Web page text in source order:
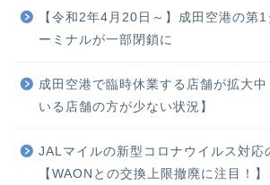
【令和2年4月20日～】成田空港の第
ーミナルが一部閉鎖に
成田空港で臨時休業する店舗が拡大
いる店舗の方が少ない状況】
JALマイルの新型コロナウイルス対応
【WAONとの交換上限撤廃に注目！】